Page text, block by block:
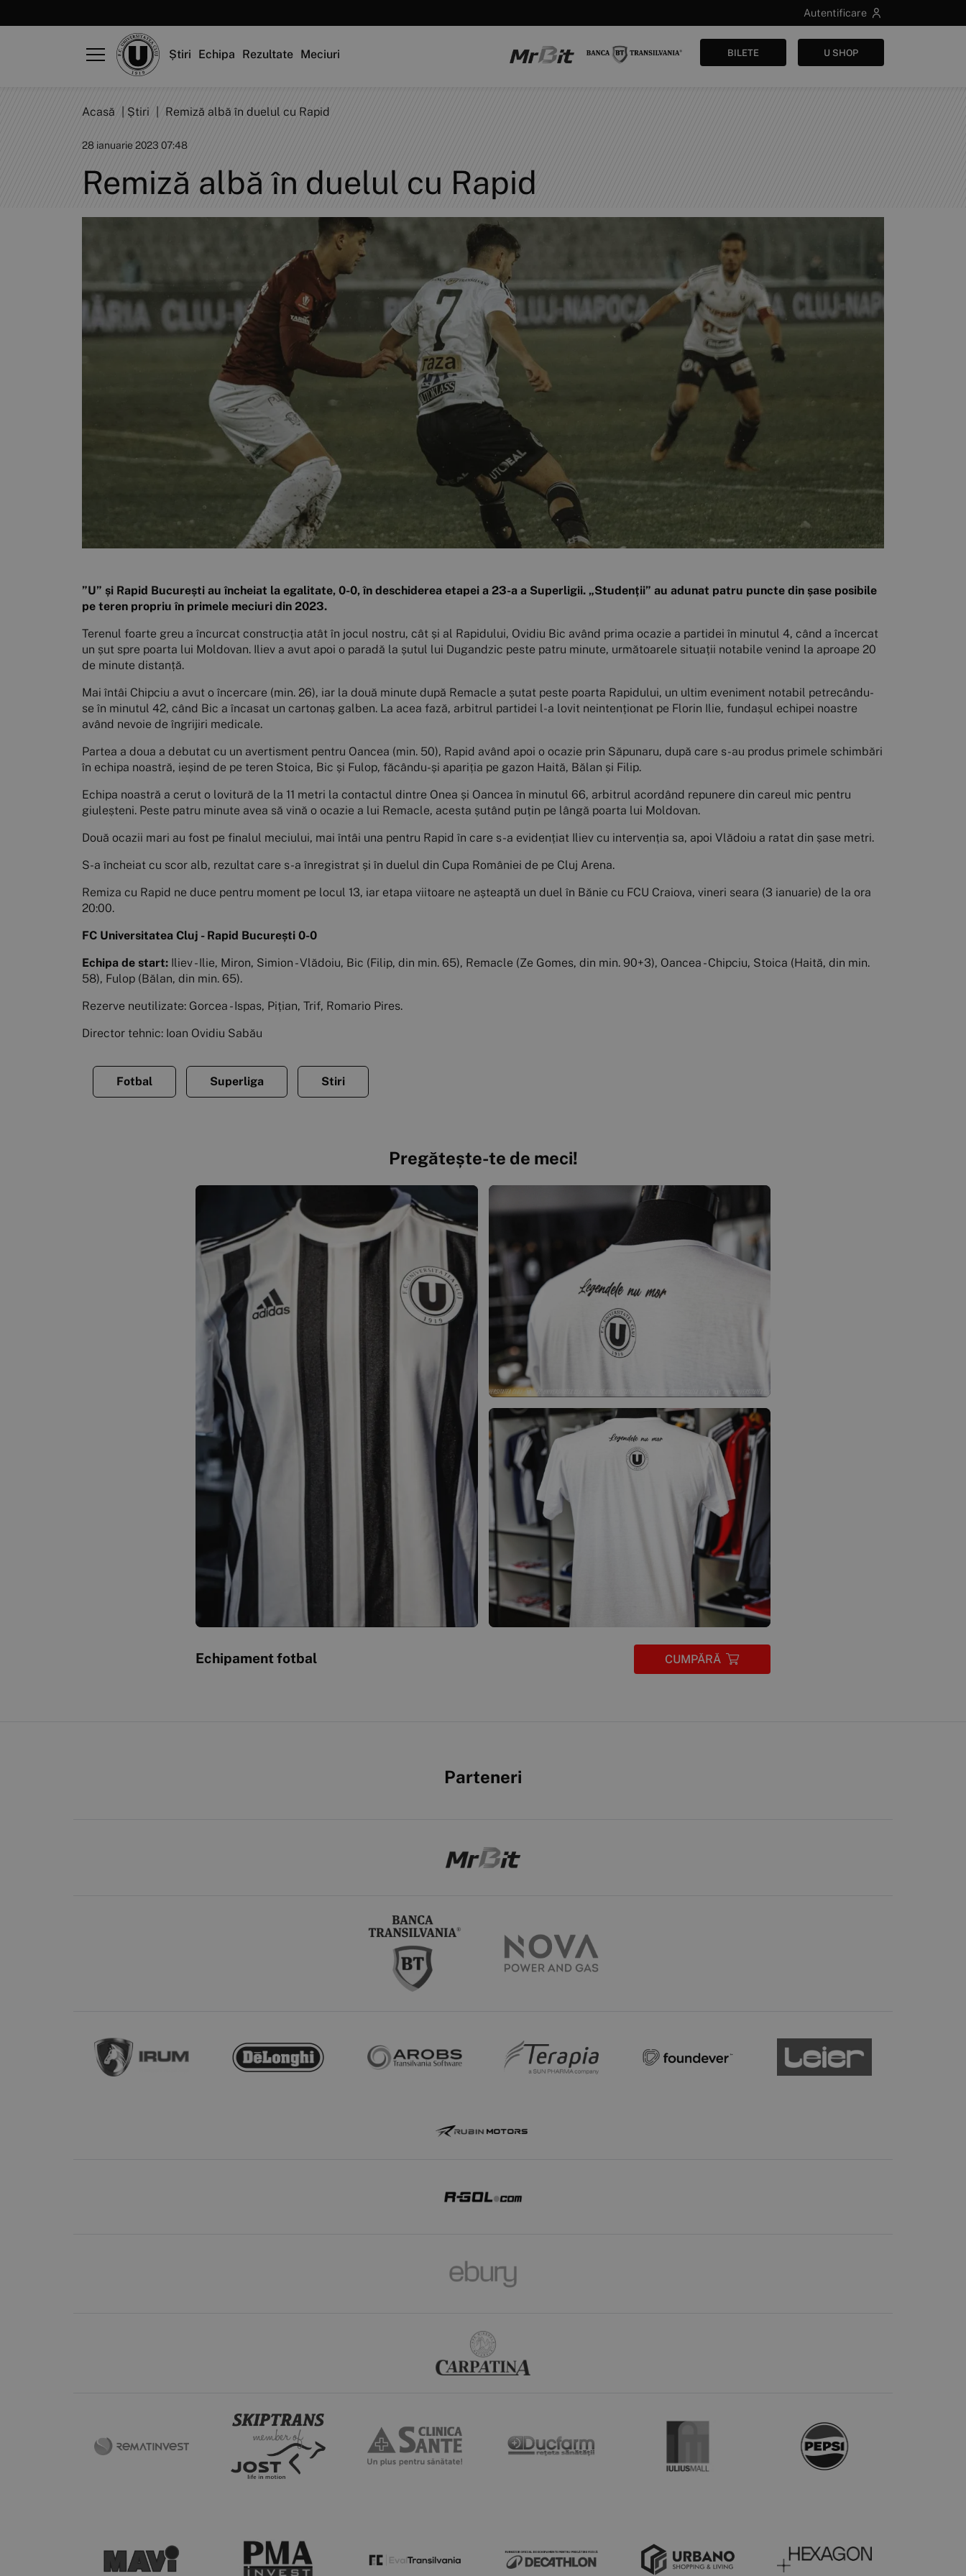
Autentificare
Știri Echipa Rezultate Meciuri BILETE U SHOP
Acasă Știri Remiză albă în duelul cu Rapid
28 ianuarie 2023 07:48
Remiză albă în duelul cu Rapid
”U” și Rapid București au încheiat la egalitate, 0-0, în deschiderea etapei a 23-a a Superligii. „Studenții” au adunat patru puncte din șase posibile
pe teren propriu în primele meciuri din 2023.
Terenul foarte greu a încurcat construcția atât în jocul nostru, cât și al Rapidului, Ovidiu Bic având prima ocazie a partidei în minutul 4, când a încercat
un șut spre poarta lui Moldovan. Iliev a avut apoi o paradă la șutul lui Dugandzic peste patru minute, următoarele situații notabile venind la aproape 20
de minute distanță.
Mai întâi Chipciu a avut o încercare (min. 26), iar la două minute după Remacle a șutat peste poarta Rapidului, un ultim eveniment notabil petrecându-
se în minutul 42, când Bic a încasat un cartonaș galben. La acea fază, arbitrul partidei l-a lovit neintenționat pe Florin Ilie, fundașul echipei noastre
având nevoie de îngrijiri medicale.
Partea a doua a debutat cu un avertisment pentru Oancea (min. 50), Rapid având apoi o ocazie prin Săpunaru, după care s-au produs primele schimbări
în echipa noastră, ieșind de pe teren Stoica, Bic și Fulop, făcându-și apariția pe gazon Haită, Bălan și Filip.
Echipa noastră a cerut o lovitură de la 11 metri la contactul dintre Onea și Oancea în minutul 66, arbitrul acordând repunere din careul mic pentru
giuleșteni. Peste patru minute avea să vină o ocazie a lui Remacle, acesta șutând puțin pe lângă poarta lui Moldovan.
Două ocazii mari au fost pe finalul meciului, mai întâi una pentru Rapid în care s-a evidențiat Iliev cu intervenția sa, apoi Vlădoiu a ratat din șase metri.
S-a încheiat cu scor alb, rezultat care s-a înregistrat și în duelul din Cupa României de pe Cluj Arena.
Remiza cu Rapid ne duce pentru moment pe locul 13, iar etapa viitoare ne așteaptă un duel în Bănie cu FCU Craiova, vineri seara (3 ianuarie) de la ora
20:00.
FC Universitatea Cluj - Rapid București 0-0
Echipa de start: Iliev - Ilie, Miron, Simion - Vlădoiu, Bic (Filip, din min. 65), Remacle (Ze Gomes, din min. 90+3), Oancea - Chipciu, Stoica (Haită, din min.
58), Fulop (Bălan, din min. 65).
Rezerve neutilizate: Gorcea - Ispas, Pițian, Trif, Romario Pires.
Director tehnic: Ioan Ovidiu Sabău
Fotbal Superliga Stiri
Pregătește-te de meci!
Echipament fotbal CUMPĂRĂ
Parteneri